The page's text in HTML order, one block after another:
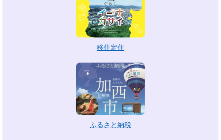
移住定住
ふるさと納税